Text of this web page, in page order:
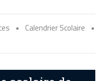
• Calendrier Scolaire
•